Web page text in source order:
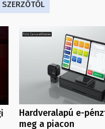
Hardveralapú e-
meg a piacon